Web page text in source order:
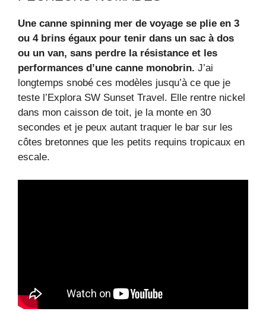
Une canne spinning mer de voyage se plie en 3
ou 4 brins égaux pour tenir dans un sac à dos
ou un van, sans perdre la résistance et les
performances d’une canne monobrin. J’ai
longtemps snobé ces modèles jusqu’à ce que je
teste l’Explora SW Sunset Travel. Elle rentre nickel
dans mon caisson de toit, je la monte en 30
secondes et je peux autant traquer le bar sur les
côtes bretonnes que les petits requins tropicaux en
escale.